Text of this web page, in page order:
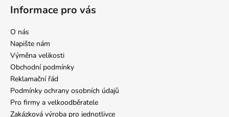
Informace pro vás
O nás
Napište nám
Výměna velikosti
Obchodní podmínky
Reklamační řád
Podmínky ochrany osobních údajů
Pro firmy a velkoodběratele
Zakázková výroba pro jednotlivce